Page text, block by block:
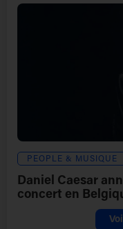
PEOPLE & MUSIQUE
Daniel Caesar
concert en